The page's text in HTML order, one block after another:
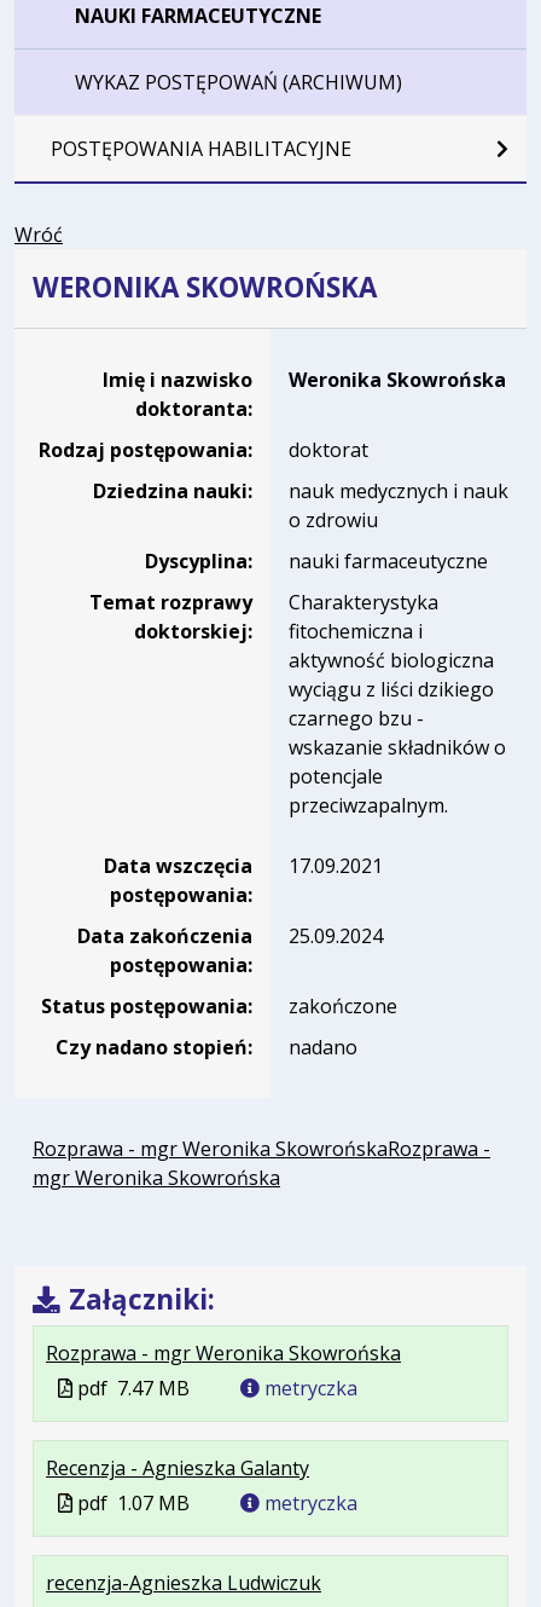
NAUKI FARMACEUTYCZNE
WYKAZ POSTĘPOWAŃ (ARCHIWUM)
POSTĘPOWANIA HABILITACYJNE
Wróć
WERONIKA SKOWROŃSKA
Imię i nazwisko
doktoranta:
Weronika Skowrońska
Rodzaj postępowania:
doktorat
Dziedzina nauki:
nauk medycznych i nauk
o zdrowiu
Dyscyplina:
nauki farmaceutyczne
Temat rozprawy
doktorskiej:
Charakterystyka
fitochemiczna i
aktywność biologiczna
wyciągu z liści dzikiego
czarnego bzu -
wskazanie składników o
potencjale
przeciwzapalnym.
Data wszczęcia
postępowania:
17.09.2021
Data zakończenia
postępowania:
25.09.2024
Status postępowania:
zakończone
Czy nadano stopień:
nadano
Rozprawa - mgr Weronika SkowrońskaRozprawa -
mgr Weronika Skowrońska
Załączniki:
Rozprawa - mgr Weronika Skowrońska
formacie:
7.47
w
Plik
w
formacie
pdf 7.47 MB metryczka
Recenzja - Agnieszka Galanty.
Plik
w
formacie:
pdf
.
Rozmiar
pliku:
1.07
MB
.
Otwiera
się
w
nowej
Plik
w
formacie
pdf 1.07 MB metryczka
recenzja-Agnieszka Ludwiczuk...